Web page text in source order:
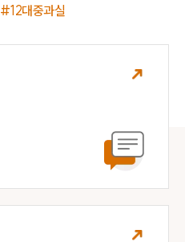
#12대중과실